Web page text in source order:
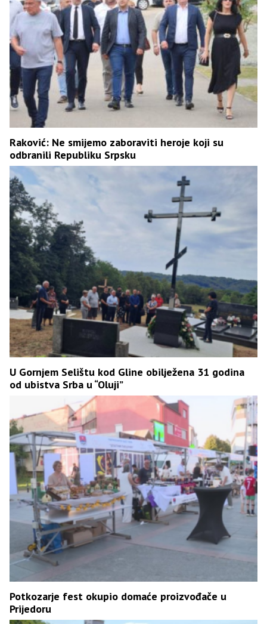
Raković: Ne smijemo zaboraviti heroje koji su
odbranili Republiku Srpsku
U Gornjem Selištu kod Gline obilježena 31 godina
od ubistva Srba u “Oluji”
Potkozarje fest okupio domaće proizvođače u
Prijedoru